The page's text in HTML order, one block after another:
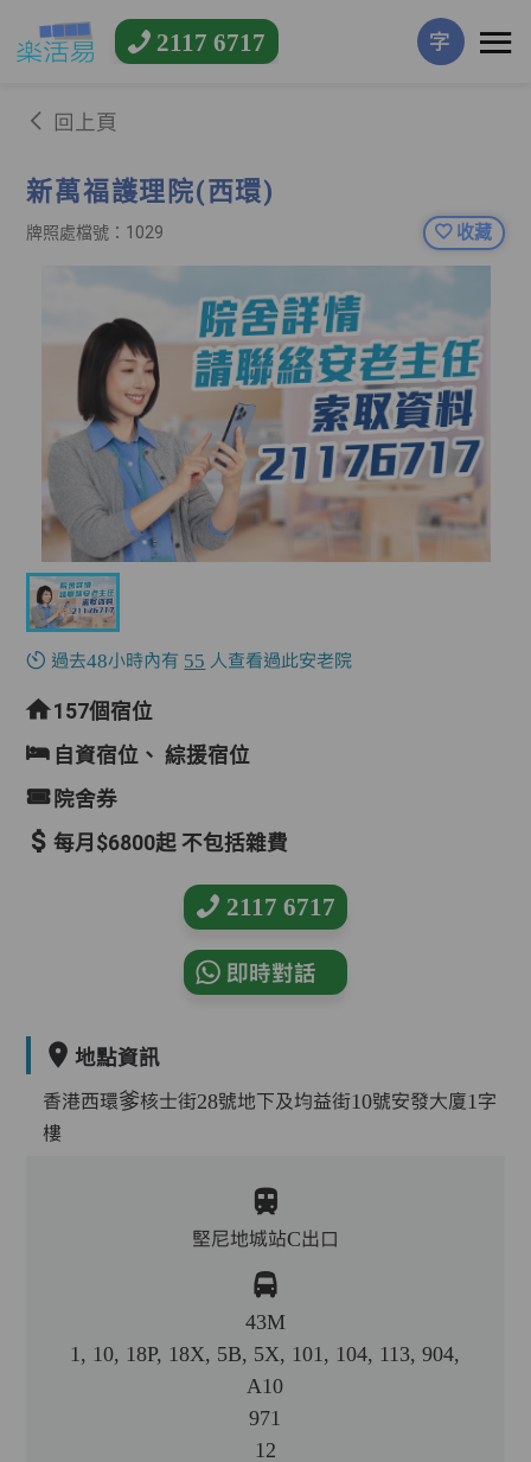
2117 6717 字
回上頁
新萬福護理院(西環)
牌照處檔號：1029 收藏
過去48小時內有 55 人查看過此安老院
157個宿位
自資宿位、綜援宿位
院舍券
每月$6800起 不包括雜費
2117 6717
即時對話
地點資訊
香港西環爹核士街28號地下及均益街10號安發大廈1字
樓
堅尼地城站C出口
43M
1, 10, 18P, 18X, 5B, 5X, 101, 104, 113, 904,
A10
971
12